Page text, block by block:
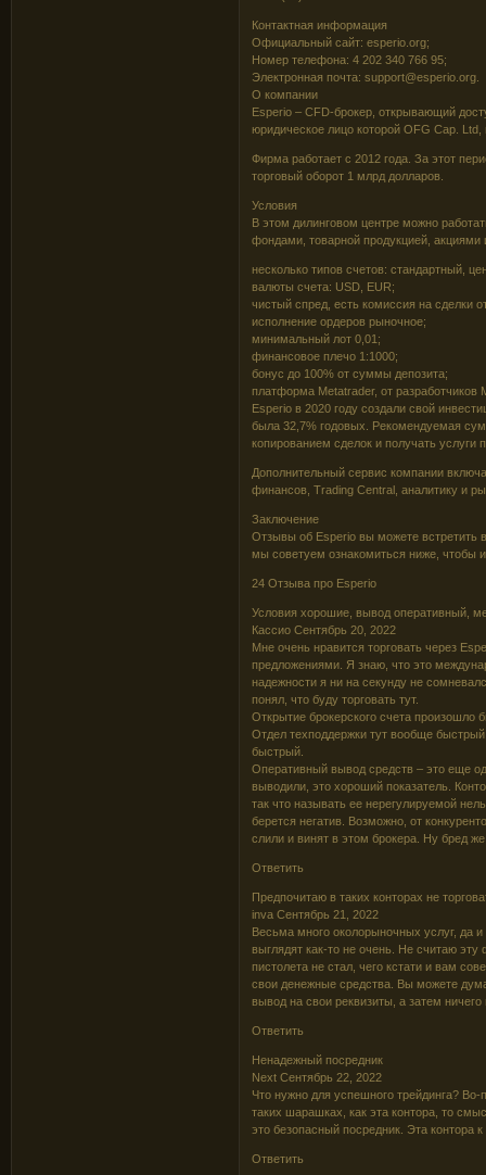
Контактная информация
Официальный сайт: esperio.org;
Номер телефона: 4 202 340 766 95;
Электронная почта: support@esperio.org.
О компании
Esperio – CFD-брокер, открывающий
юридическое лицо которой OFG Cap.
Фирма работает с 2012 года. За этот
торговый оборот 1 млрд долларов.
Условия
В этом дилинговом центре можно
фондами, товарной продукцией,
несколько типов счетов: стандартный,
валюты счета: USD, EUR;
чистый спред, есть комиссия на сделки
исполнение ордеров рыночное;
минимальный лот 0,01;
финансовое плечо 1:1000;
бонус до 100% от суммы депозита;
платформа Metatrader, от разработчиков
Esperio в 2020 году создали свой
была 32,7% годовых. Рекомендуемая
копированием сделок и получать
Дополнительный сервис компании
финансов, Trading Central, аналитику и
Заключение
Отзывы об Esperio вы можете встретить
мы советуем ознакомиться ниже, чтобы
24 Отзыва про Esperio
Условия хорошие, вывод оперативный,
Касcио Сентябрь 20, 2022
Мне очень нравится торговать через
предложениями. Я знаю, что это
надежности я ни на секунду не
понял, что буду торговать тут.
Открытие брокерского счета произошло
Отдел техподдержки тут вообще
быстрый.
Оперативный вывод средств – это еще
выводили, это хороший показатель.
так что называть ее нерегулируемой
берется негатив. Возможно, от
слили и винят в этом брокера. Ну бред
Ответить
Предпочитаю в таких конторах не
inva Сентябрь 21, 2022
Весьма много околорыночных услуг, да
выглядят как-то не очень. Не считаю
пистолета не стал, чего кстати и вам
свои денежные средства. Вы можете
вывод на свои реквизиты, а затем
Ответить
Ненадежный посредник
Next Сентябрь 22, 2022
Что нужно для успешного трейдинга?
таких шарашках, как эта контора, то
это безопасный посредник. Эта контора
Ответить